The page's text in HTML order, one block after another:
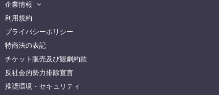
企業情報
利用規約
プライバシーポリシー
特商法の表記
チケット販売及び観劇約款
反社会的勢力排除宣言
推奨環境・セキュリティ